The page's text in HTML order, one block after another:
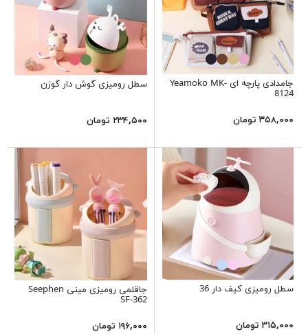
جامدادی پارچه ای Yeamoko MK-
8124
۳۵۸,۰۰۰ تومان
سطل رومیزی گوش دار گوزن
۲۳۴,۵۰۰ تومان
سطل رومیزی کیف دار 36
۳۱۵,۰۰۰ تومان
جاقلمی رومیزی مینی Seephen
SF-362
۱۹۶,۰۰۰ تومان